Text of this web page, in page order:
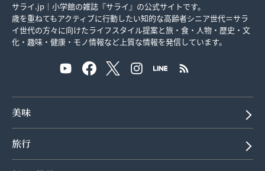
サライ.jp｜小学館の雑誌『サライ』の公式サイトです。
歳を重ねてもアクティブに行動したい知的な高齢者シニア世代＝サラ
イ世代の方々に向けたライフスタイル提案と旅・食・人物・歴史・文
化・趣味・健康・モノ情報など上質な情報を発信しています。
美味
旅行